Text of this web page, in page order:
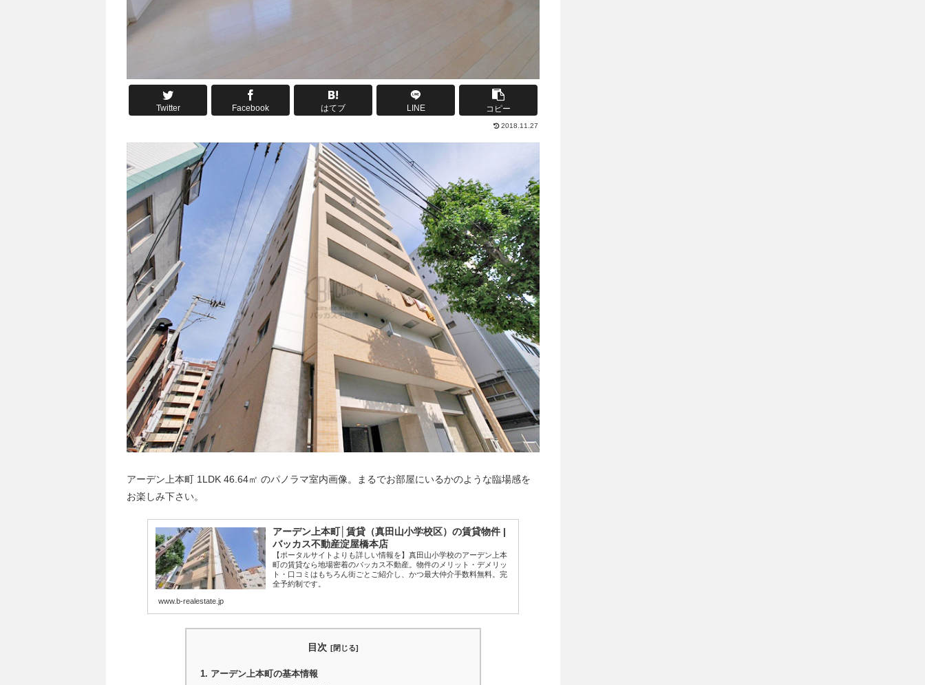
Twitter Facebook はてブ LINE コピー
2018.11.27
アーデン上本町 1LDK 46.64㎡ のパノラマ室内画像。まるでお部屋にいるかのような臨場感を
お楽しみ下さい。
アーデン上本町│賃貸（真田山小学校区）の賃貸物件 |
バッカス不動産淀屋橋本店
【ポータルサイトよりも詳しい情報を】真田山小学校のアーデン上本
町の賃貸なら地場密着のバッカス不動産。物件のメリット・デメリッ
ト・口コミはもちろん街ごとご紹介し、かつ最大仲介手数料無料。完
全予約制です。
www.b-realestate.jp
目次
アーデン上本町の基本情報